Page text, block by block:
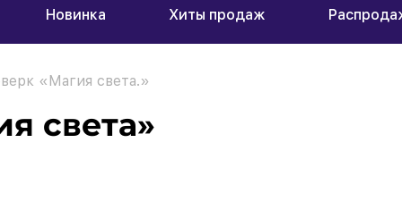
Новинка Хиты продаж
«Магия света.»
света»